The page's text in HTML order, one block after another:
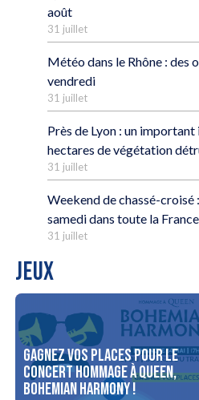
août
31 juillet
Météo dans le Rhône : des
vendredi
31 juillet
Près de Lyon : un
hectares de végétation
31 juillet
Weekend de chassé-
samedi dans toute la France
31 juillet
JEUX
Gagnez vos places pour le
concert Hommage à Queen,
Bohemian Harmony !